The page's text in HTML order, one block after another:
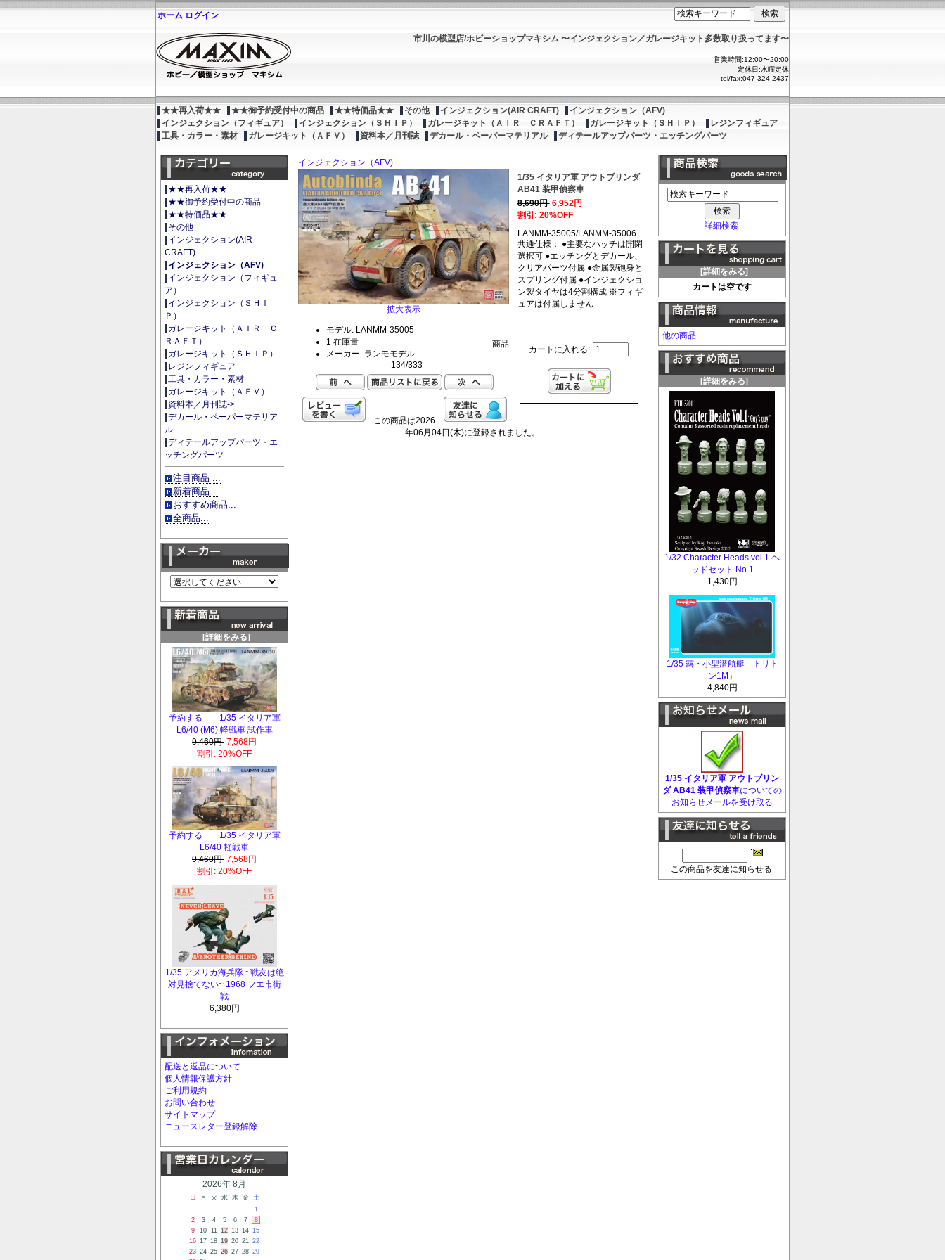
ホーム ログイン
市川の模型店/ホビーショップマキシム 〜インジェクション／ガレージキット多数取り扱ってます〜
営業時間:12:00〜20:00
定休日:水曜定休
tel/fax:047-324-2437
★★再入荷★★ ★★御予約受付中の商品 ★★特価品★★ その他 インジェクション(AIR CRAFT)
インジェクション（AFV)
インジェクション（フィギュア）
インジェクション（ＳＨＩＰ） ガレージキット（ＡＩＲ ＣＲＡＦＴ） ガレージキット（ＳＨＩＰ）
レジンフィギュア
工具・カラー・素材
ガレージキット（ＡＦＶ） 資料本／月刊誌 デカール・ペーパーマテリアル ディテールアップパーツ・エッチングパーツ
★★再入荷★★
★★御予約受付中の商品
★★特価品★★
その他
インジェクション(AIR
CRAFT)
インジェクション（AFV)
インジェクション（フィギュ
ア）
インジェクション（ＳＨＩ
Ｐ）
ガレージキット（ＡＩＲ Ｃ
ＲＡＦＴ）
ガレージキット（ＳＨＩＰ）
レジンフィギュア
工具・カラー・素材
ガレージキット（ＡＦＶ）
資料本／月刊誌->
デカール・ペーパーマテリア
ル
ディテールアップパーツ・エ
ッチングパーツ
注目商品 ...
新着商品...
おすすめ商品...
全商品...
[詳細をみる]
予約する 1/35 イタリア軍
L6/40 (M6) 軽戦車 試作車
9,460円 7,568円
割引: 20%OFF
予約する 1/35 イタリア軍
L6/40 軽戦車
9,460円 7,568円
割引: 20%OFF
1/35 アメリカ海兵隊 ~戦友は絶
対見捨てない~ 1968 フエ市街
戦
6,380円
配送と返品について
個人情報保護方針
ご利用規約
お問い合わせ
サイトマップ
ニュースレター登録解除
2026年 8月
日 月 火 水 木 金
土
1
2
3 4 5 6 7
8
9
10 11 12 13 14 15
16 17 18 19 20 21 22
23 24 25 26 27 28 29
インジェクション（AFV)
拡大表示
1/35 イタリア軍 アウトブリンダ
AB41 装甲偵察車
8,690円 6,952円
割引: 20%OFF
LANMM-35005/LANMM-35006
共通仕様： ●主要なハッチは開閉
選択可 ●エッチングとデカール、
クリアパーツ付属 ●金属製砲身と
スプリング付属 ●インジェクショ
ン製タイヤは4分割構成 ※フィギ
ュアは付属しません
カートに入れる:
モデル: LANMM-35005
1 在庫量
メーカー: ランモモデル
商品
134/333
この商品は2026
年06月04日(木)に登録されました。
詳細検索
[詳細をみる]
カートは空です
他の商品
[詳細をみる]
1/32 Character Heads vol.1 ヘ
ッドセット No.1
1,430円
1/35 露・小型潜航艇「トリト
ン1M」
4,840円
1/35 イタリア軍 アウトブリン
ダ AB41 装甲偵察車についての
お知らせメールを受け取る
この商品を友達に知らせる